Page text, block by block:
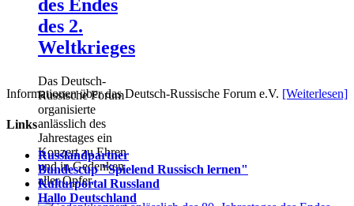
des Endes
des 2.
Weltkrieges
Das Deutsch-
Russische Forum
organisierte
anlässlich des
Jahrestages ein
Konzert zu Ehren
und in Gedenken
aller Opfer.
Informationen über das Deutsch-Russische Forum e.V. [Weiterlesen]
Links
Russlandpartner
Bundescup "Spielend Russisch lernen"
Kulturportal Russland
Hallo Deutschland